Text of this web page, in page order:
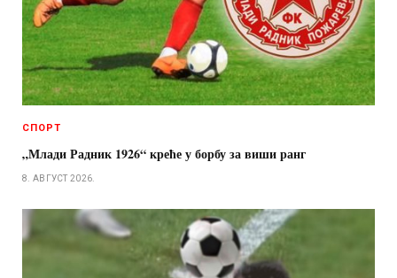
СПОРТ
„Млади Радник 1926“ креће у борбу за виши ранг
8. АВГУСТ 2026.